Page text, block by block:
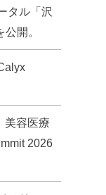
タル「沢
開。
美容医療
2026